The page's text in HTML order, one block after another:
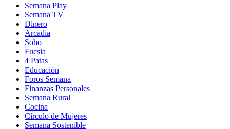
Semana Play
Semana TV
Dinero
Arcadia
Soho
in
new
window
Fucsia
in
new
window
4 Patas
Educación
Foros Semana
Finanzas Personales
Semana Rural
Cocina
Círculo de Mujeres
Semana Sostenible